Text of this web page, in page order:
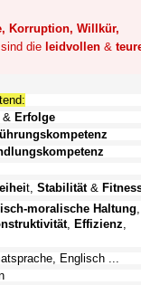
Korruption, Willkür,
sind die leidvollen &
& Erfolge
t, Stabilität &
moralische Haltung,
, Effizienz,
Englisch ...